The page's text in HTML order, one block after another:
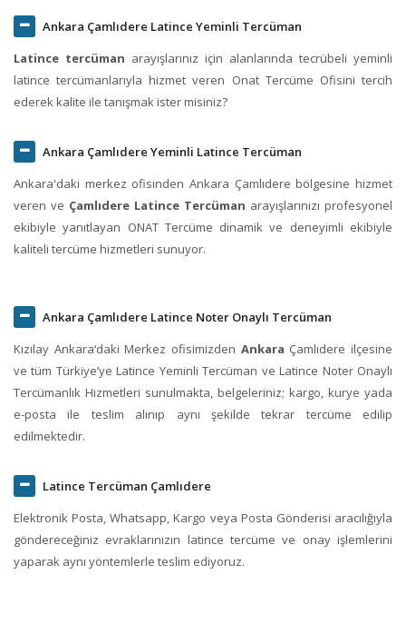
Ankara Çamlıdere Latince Yeminli Tercüman
Latince tercüman arayışlarınız için alanlarında tecrübeli yeminli
latince tercümanlarıyla hizmet veren Onat Tercüme Ofisini tercih
ederek kalite ile tanışmak ister misiniz?
Ankara Çamlıdere Yeminli Latince Tercüman
Ankara'daki merkez ofisinden Ankara Çamlıdere bölgesine hizmet
veren ve Çamlıdere Latince Tercüman arayışlarınızı profesyonel
ekibiyle yanıtlayan ONAT Tercüme dinamik ve deneyimli ekibiyle
kaliteli tercüme hizmetleri sunuyor.
Ankara Çamlıdere Latince Noter Onaylı Tercüman
Kızılay Ankara‘daki Merkez ofisimizden Ankara Çamlıdere ilçesine
ve tüm Türkiye’ye Latince Yeminli Tercüman ve Latince Noter Onaylı
Tercümanlık Hizmetleri sunulmakta, belgeleriniz; kargo, kurye yada
e-posta ile teslim alınıp aynı şekilde tekrar tercüme edilip
edilmektedir.
Latince Tercüman Çamlıdere
Elektronik Posta, Whatsapp, Kargo veya Posta Gönderisi aracılığıyla
göndereceğiniz evraklarınızın latince tercüme ve onay işlemlerini
yaparak aynı yöntemlerle teslim ediyoruz.